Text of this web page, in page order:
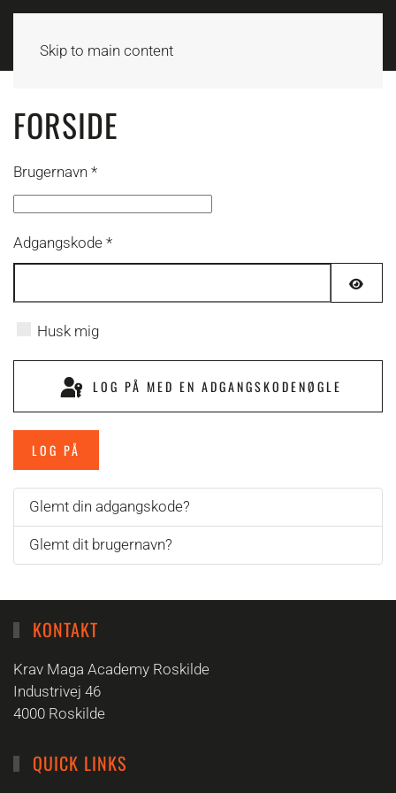
Skip to main content
FORSIDE
Brugernavn *
Adgangskode *
Husk mig
LOG PÅ MED EN ADGANGSKODENØGLE
LOG PÅ
Glemt din adgangskode?
Glemt dit brugernavn?
KONTAKT
Krav Maga Academy Roskilde
Industrivej 46
4000 Roskilde
QUICK LINKS